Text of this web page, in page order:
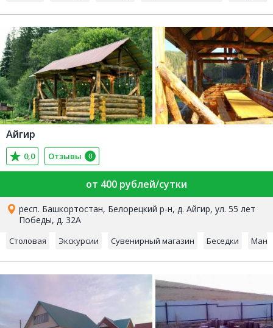
Айгир
0,0 Отзывы 0
от 400 рублей/сутки
респ. Башкортостан, Белорецкий р-н, д. Айгир, ул. 55 лет
Победы, д. 32А
Столовая Экскурсии Сувенирный магазин Беседки